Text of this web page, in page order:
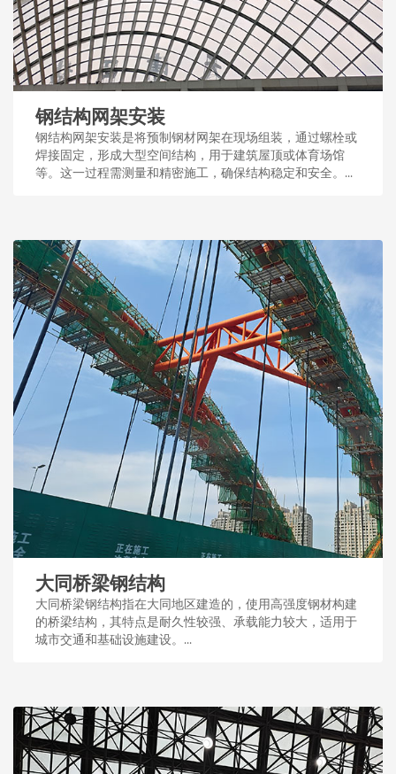
钢结构网架安装
钢结构网架安装是将预制钢材网架在现场组装，通过螺栓或
焊接固定，形成大型空间结构，用于建筑屋顶或体育场馆
等。这一过程需测量和精密施工，确保结构稳定和安全。...
大同桥梁钢结构
大同桥梁钢结构指在大同地区建造的，使用高强度钢材构建
的桥梁结构，其特点是耐久性较强、承载能力较大，适用于
城市交通和基础设施建设。...